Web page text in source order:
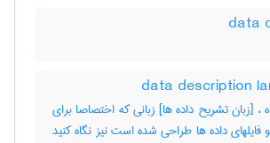
، [زبان تشریح داده ها] زبانی که اختصاصا برای
فایلهای داده ها طراحی شده است نیز نگاه کنید